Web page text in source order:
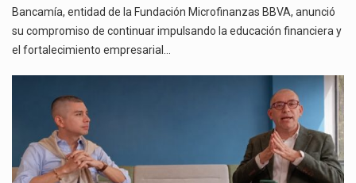
Bancamía, entidad de la Fundación Microfinanzas BBVA, anunció
su compromiso de continuar impulsando la educación financiera y
el fortalecimiento empresarial…